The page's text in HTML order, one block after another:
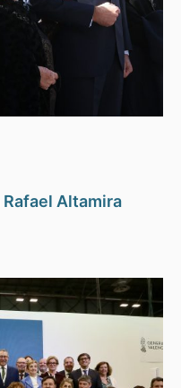
Altamira